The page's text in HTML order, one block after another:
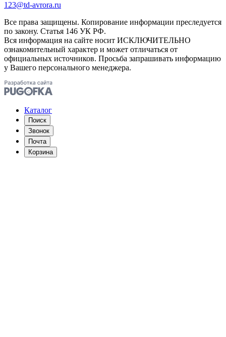
123@td-avrora.ru
Все права защищены. Копирование информации преследуется
по закону. Статья 146 УК РФ.
Вся информация на сайте носит ИСКЛЮЧИТЕЛЬНО
ознакомительный характер и может отличаться от
официальных источников. Просьба запрашивать информацию
у Вашего персонального менеджера.
Каталог
Поиск
Звонок
Почта
Корзина